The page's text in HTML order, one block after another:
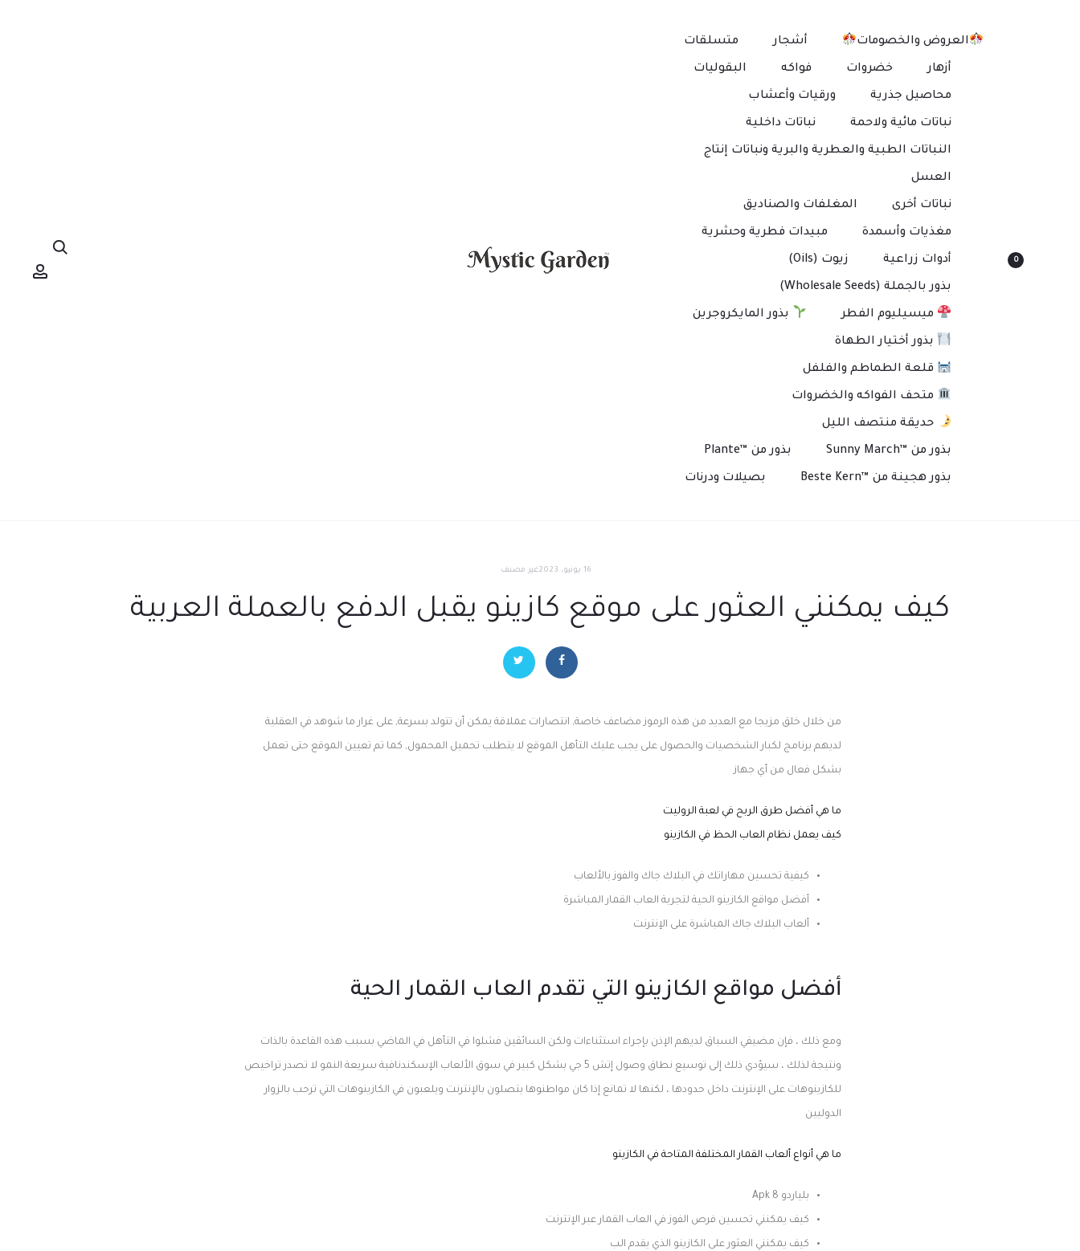
0
العروض والخصومات أشجار متسلقات
أزهار خضروات فواكه البقوليات
محاصيل جذرية ورقيات وأعشاب
نباتات مائية ولاحمة نباتات داخلية
النباتات الطبية والعطرية والبرية ونباتات إنتاج
العسل
نباتات أخرى المغلفات والصناديق
مغذيات وأسمدة مبيدات فطرية وحشرية
أدوات زراعية زيوت (Oils)
بذور بالجملة (Wholesale Seeds)
ميسيليوم الفطر بذور المايكروجرين
بذور أختيار الطهاة
قلعة الطماطم والفلفل
متحف الفواكه والخضروات
حديقة منتصف الليل
بذور من ™Sunny March بذور من ™Plante
بذور هجينة من ™Beste Kern بصيلات ودرنات
16 يونيو، 2023 غير مصنف
كيف يمكنني العثور على موقع كازينو يقبل الدفع بالعملة العربية
من خلال خلق مزيجا مع العديد من هذه الرموز مضاعف خاصة, انتصارات عملاقة يمكن أن تتولد بسرعة, على غرار ما شوهد في العقلية
لديهم برنامج لكبار الشخصيات والحصول على يجب عليك التأهل الموقع لا يتطلب تحميل المحمول, كما تم تعيين الموقع حتى تعمل
بشكل فعال من أي جهاز
ما هي أفضل طرق الربح في لعبة الروليت
كيف يعمل نظام العاب الحظ في الكازينو
كيفية تحسين مهاراتك في البلاك جاك والفوز بالألعاب
أفضل مواقع الكازينو الحية لتجربة العاب القمار المباشرة
ألعاب البلاك جاك المباشرة على الإنترنت
أفضل مواقع الكازينو التي تقدم العاب القمار الحية
ومع ذلك ، فإن مضيفي السباق لديهم الإذن بإجراء استثناءات ولكن السائقين فشلوا في التأهل في الماضي بسبب هذه القاعدة بالذات
ونتيجة لذلك ، سيؤدي ذلك إلى توسيع نطاق وصول إتش 5 جي بشكل كبير في سوق الألعاب الإسكندنافية سريعة النمو لا تصدر تراخيص
للكازينوهات على الإنترنت داخل حدودها ، لكنها لا تمانع إذا كان مواطنوها يتصلون بالإنترنت ويلعبون في الكازينوهات التي ترحب بالزوار
الدوليين
ما هي أنواع ألعاب القمار المختلفة المتاحة في الكازينو
بلياردو 8 Apk
كيف يمكنني تحسين فرص الفوز في العاب القمار عبر الإنترنت
كيف يمكنني العثور على الكازينو الذي يقدم الب